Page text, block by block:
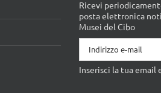
Ricevi
posta elettronica
Musei del Cibo
Inserisci la tua email